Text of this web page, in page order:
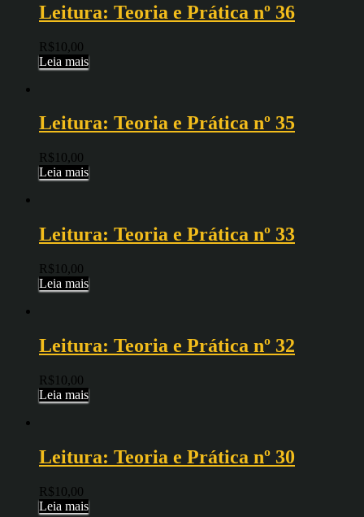
Leitura: Teoria e Prática nº 36
R$ 10,00
Leia mais
Leitura: Teoria e Prática nº 35
R$ 10,00
Leia mais
Leitura: Teoria e Prática nº 33
R$ 10,00
Leia mais
Leitura: Teoria e Prática nº 32
R$ 10,00
Leia mais
Leitura: Teoria e Prática nº 30
R$ 10,00
Leia mais